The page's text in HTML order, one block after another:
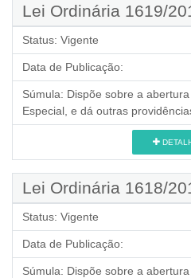
Lei Ordinária 1619/
Status: Vigente
Data de Publicação:
Súmula: Dispõe sobre a
Especial, e dá outras
Lei Ordinária 1618/
Status: Vigente
Data de Publicação:
Súmula: Dispõe sobre a